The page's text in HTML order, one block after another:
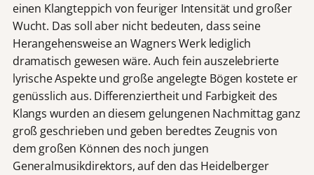
einen Klangteppich von feuriger Intensität und großer
Wucht. Das soll aber nicht bedeuten, dass seine
Herangehensweise an Wagners Werk lediglich
dramatisch gewesen wäre. Auch fein auszelebrierte
lyrische Aspekte und große angelegte Bögen kostete er
genüsslich aus. Differenziertheit und Farbigkeit des
Klangs wurden an diesem gelungenen Nachmittag ganz
groß geschrieben und geben beredtes Zeugnis von
dem großen Können des noch jungen
Generalmusikdirektors, auf den das Heidelberger